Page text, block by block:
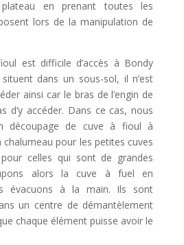
en prenant toutes les
lors de la manipulation de
est difficile d’accès à Bondy
dans un sous-sol, il n’est
ainsi car le bras de l’engin de
d’y accéder. Dans ce cas, nous
découpage de cuve à fioul à
pour les petites cuves
celles qui sont de grandes
alors la cuve à fuel en
évacuons à la main. Ils sont
un centre de démantèlement
chaque élément puisse avoir le